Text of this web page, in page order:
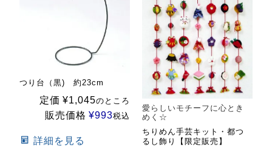
つり台（黒) 約23cm
定価 ¥1,045のところ
販売価格 ¥993税込
詳細を見る
愛らしいモチーフに心とき
めく☆
ちりめん手芸キット・都つ
るし飾り【限定販売】